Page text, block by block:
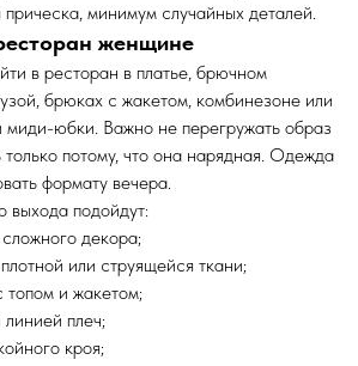
минимум случайных деталей.
женщине
в ресторан в платье, брючном
брюках с жакетом, комбинезоне или
миди-юбки. Важно не перегружать образ
потому, что она нарядная. Одежда
формату вечера.
выхода подойдут:
декора;
или струящейся ткани;
и жакетом;
плеч;
кроя;